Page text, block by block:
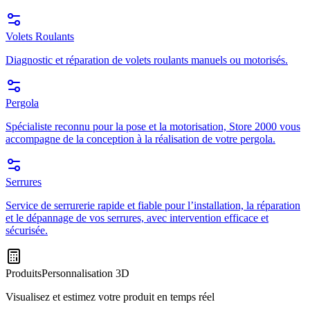
Volets Roulants
Diagnostic et réparation de volets roulants manuels ou motorisés.
Pergola
Spécialiste reconnu pour la pose et la motorisation, Store 2000 vous
accompagne de la conception à la réalisation de votre pergola.
Serrures
Service de serrurerie rapide et fiable pour l’installation, la réparation
et le dépannage de vos serrures, avec intervention efficace et
sécurisée.
ProduitsPersonnalisation 3D
Visualisez et estimez votre produit en temps réel